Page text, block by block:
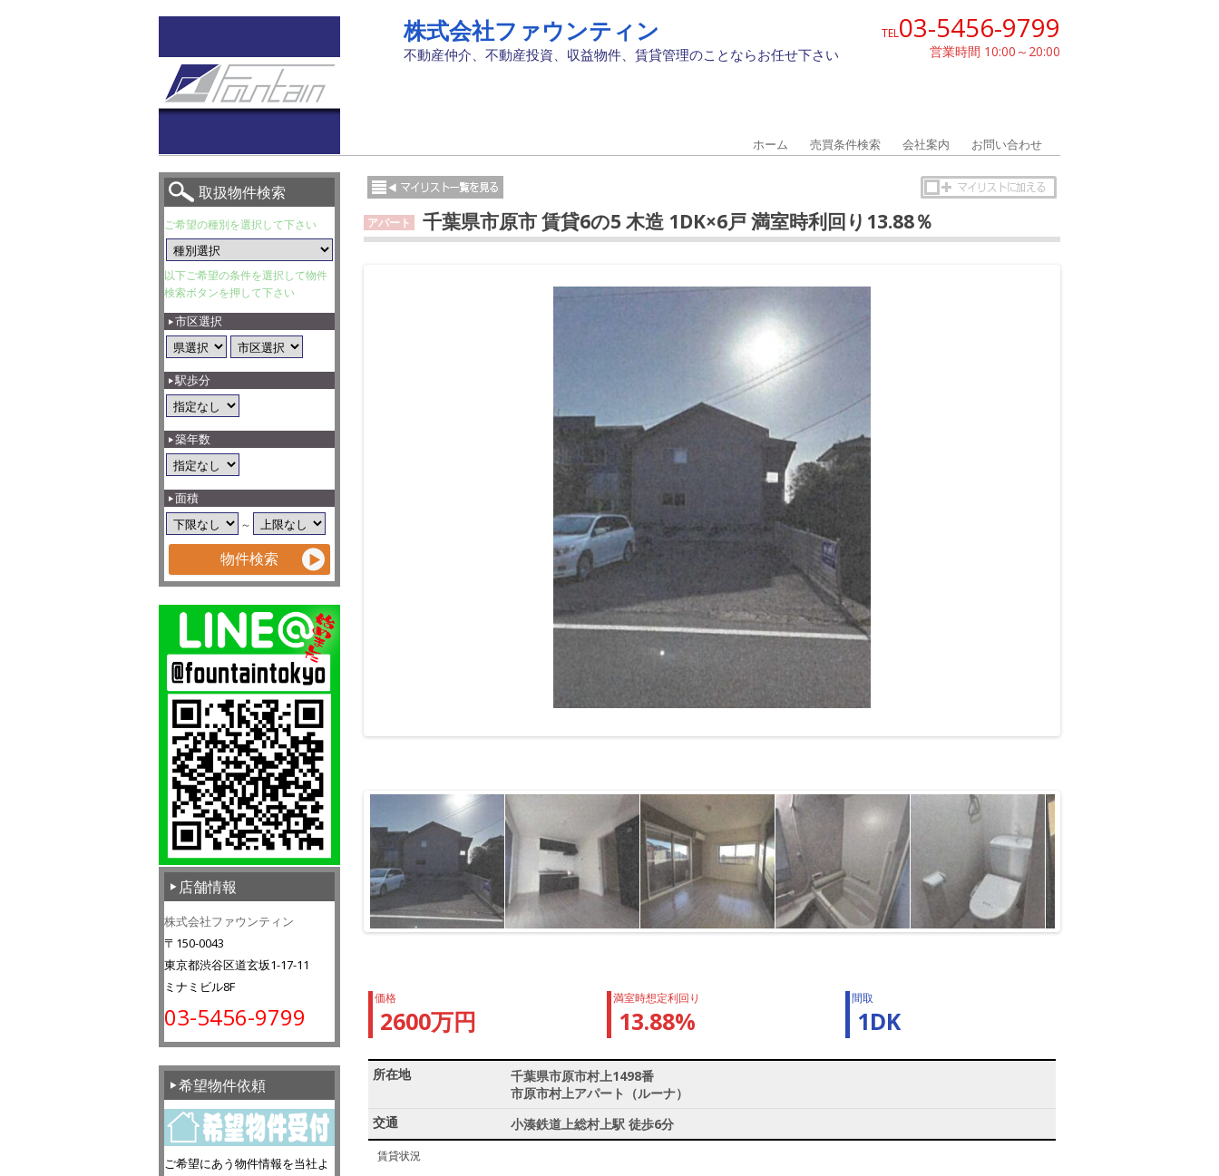
株式会社ファウンティン
不動産仲介、不動産投資、収益物件、賃貸管理のことならお任せ下さい 営業時間 10:00～20:00
TEL03-5456-9799
ホーム 売買条件検索 会社案内 お問い合わせ
アパート 千葉県市原市 賃貸6の5 木造 1DK×6戸 満室時利回り13.88％
価格
2600万円
満室時想定利回り
13.88%
間取
1DK
所在地
千葉県市原市村上1498番
市原市村上アパート（ルーナ）
交通
小湊鉄道上総村上駅 徒歩6分
賃貸状況
取扱物件検索
ご希望の種別を選択して下さい
以下ご希望の条件を選択して物件
検索ボタンを押して下さい
市区選択
駅歩分
築年数
面積
～
店舗情報
株式会社ファウンティン
〒150-0043
東京都渋谷区道玄坂1-17-11
ミナミビル8F
03-5456-9799
希望物件依頼
ご希望にあう物件情報を当社よ